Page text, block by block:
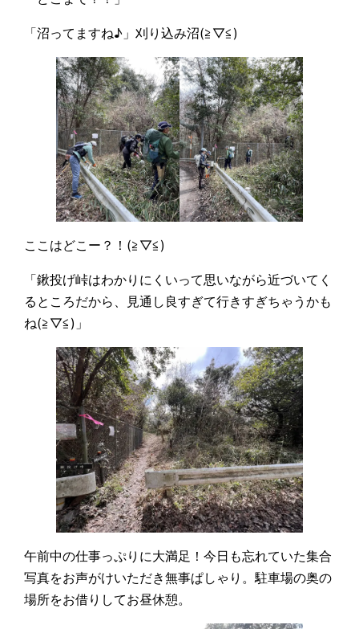
「沼ってますね♪」刈り込み沼(≧▽≦)
ここはどこー？！(≧▽≦)
「鍬投げ峠はわかりにくいって思いながら近づいてく
るところだから、見通し良すぎて行きすぎちゃうかも
ね(≧▽≦)」
午前中の仕事っぷりに大満足！今日も忘れていた集合
写真をお声がけいただき無事ぱしゃり。駐車場の奥の
場所をお借りしてお昼休憩。